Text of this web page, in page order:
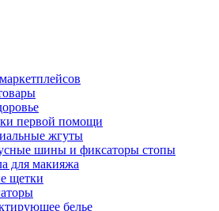
первой помощи
жгуты
шины и фиксаторы стопы
для макияжа
щетки
белье